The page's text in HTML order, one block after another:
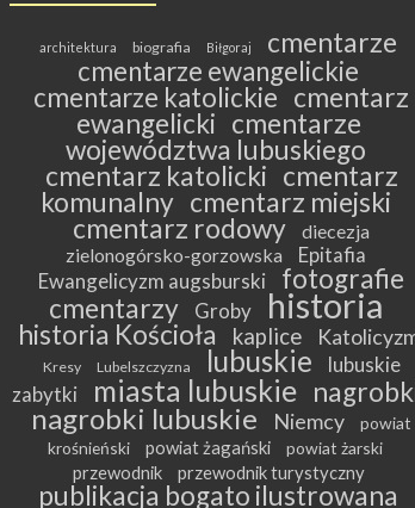
architektura biografia Biłgoraj
cmentarze
cmentarze ewangelickie
cmentarze katolickie cmentarz
ewangelicki cmentarze
województwa lubuskiego
cmentarz katolicki cmentarz
komunalny cmentarz miejski
cmentarz rodowy
diecezja
zielonogórsko-gorzowska
Epitafia
Ewangelicyzm augsburski
fotografie
cmentarzy
Groby historia
historia Kościoła kaplice
Kresy Lubelszczyzna lubuskie
lubuskie
zabytki
miasta lubuskie
nagrobki lubuskie Niemcy
powiat
krośnieński
powiat żagański powiat żarski
przewodnik przewodnik turystyczny
publikacja bogato ilustrowana